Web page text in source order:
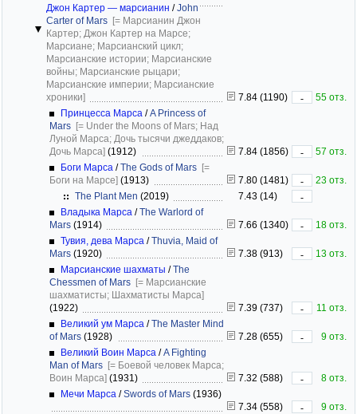
Джон Картер — марсианин /John
Carter of Mars [= Марсианин Джон
Картер; Джон Картер на Марсе;
Марсиане; Марсианский цикл;
Марсианские истории; Марсианские
войны; Марсианские рыцари;
Марсианские империи; Марсианские
хроники]
7.84 (1190) -
55 отз.
Принцесса Марса /A Princess of
Mars [= Under the Moons of Mars; Над
Луной Марса; Дочь тысячи джеддаков;
Дочь Марса] (1912) 7.84 (1856) -
57 отз.
Боги Марса /The Gods of Mars [=
Боги на Марсе] (1913) 7.80 (1481) -
23 отз.
The Plant Men (2019) 7.43 (14)
-
Владыка Марса /The Warlord of
Mars (1914) 7.66 (1340) -
18 отз.
Тувия, дева Марса /Thuvia, Maid of
Mars (1920) 7.38 (913) -
13 отз.
Марсианские шахматы /The
Chessmen of Mars [= Марсианские
шахматисты; Шахматисты Марса]
(1922)
7.39 (737) -
11 отз.
Великий ум Марса /The Master Mind
of Mars (1928) 7.28 (655) -
9 отз.
Великий Воин Марса /A Fighting
Man of Mars [= Боевой человек Марса;
Воин Марса] (1931) 7.32 (588) -
8 отз.
Мечи Марса /Swords of Mars (1936)
7.34 (558)
-
9 отз.